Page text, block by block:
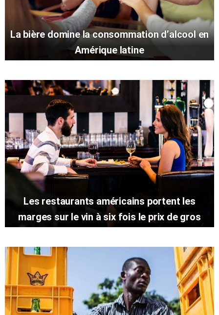
La bière domine la consommation d’alcool en
Amérique latine
Les restaurants américains portent les
marges sur le vin à six fois le prix de gros